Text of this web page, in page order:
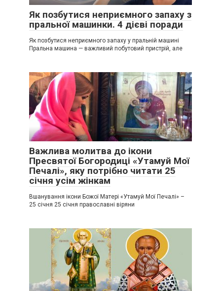
Як позбутися неприємного запаху з
пральної машинки. 4 дієві поради
Як позбутися неприємного запаху у пральній машині
Пральна машина — важливий побутовий пристрій, але
Важлива молитва до ікони
Пресвятої Богородиці «Утамуй Мої
Печалі», яку потрібно читати 25
січня усім жінкам
Вшанування ікони Божої Матері «Утамуй Мої Печалі» –
25 січня 25 січня православні віряни